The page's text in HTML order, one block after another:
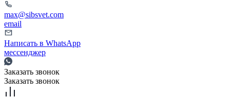
max@sibsvet.com
email
Написать в WhatsApp
мессенджер
Заказать звонок
Заказать звонок